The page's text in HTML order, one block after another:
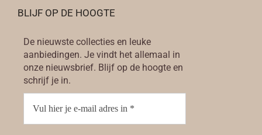
BLIJF OP DE HOOGTE
De nieuwste collecties en leuke
aanbiedingen. Je vindt het allemaal in
onze nieuwsbrief. Blijf op de hoogte en
schrijf je in.